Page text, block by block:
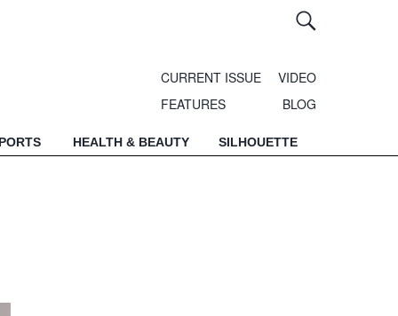
CURRENT ISSUE
VIDEO
FEATURES
BLOG
HEALTH & BEAUTY SILHOUETTE